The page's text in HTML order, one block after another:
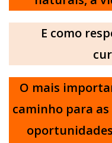
E como
O mais
caminho para